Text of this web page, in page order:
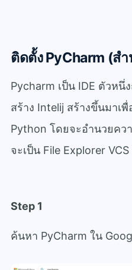
ติดตั้ง PyCharm (ส
Pycharm เป็น IDE ตัวห
สร้าง Intelij สร้างขึ้นมาเ
Python โดยจะอำนวยคว
จะเป็น File Explorer
Step 1
ค้นหา PyCharm ใน